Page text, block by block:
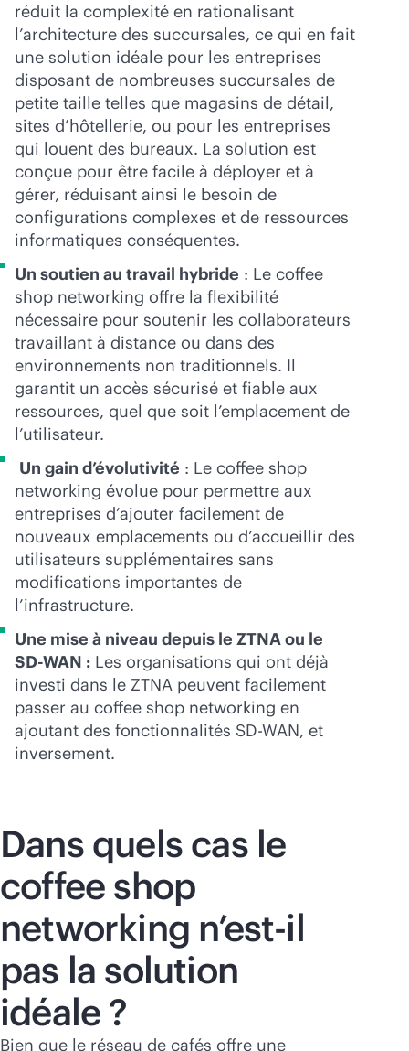
réduit la complexité en rationalisant
l’architecture des succursales, ce qui en fait
une solution idéale pour les entreprises
disposant de nombreuses succursales de
petite taille telles que magasins de détail,
sites d’hôtellerie, ou pour les entreprises
qui louent des bureaux. La solution est
conçue pour être facile à déployer et à
gérer, réduisant ainsi le besoin de
configurations complexes et de ressources
informatiques conséquentes.
Un soutien au travail hybride : Le coffee
shop networking offre la flexibilité
nécessaire pour soutenir les collaborateurs
travaillant à distance ou dans des
environnements non traditionnels. Il
garantit un accès sécurisé et fiable aux
ressources, quel que soit l’emplacement de
l’utilisateur.
Un gain d’évolutivité : Le coffee shop
networking évolue pour permettre aux
entreprises d’ajouter facilement de
nouveaux emplacements ou d’accueillir des
utilisateurs supplémentaires sans
modifications importantes de
l’infrastructure.
Une mise à niveau depuis le ZTNA ou le
SD-WAN : Les organisations qui ont déjà
investi dans le ZTNA peuvent facilement
passer au coffee shop networking en
ajoutant des fonctionnalités SD-WAN, et
inversement.
Dans quels cas le
coffee shop
networking n’est-il
pas la solution
idéale ?
Bien que le réseau de cafés offre une